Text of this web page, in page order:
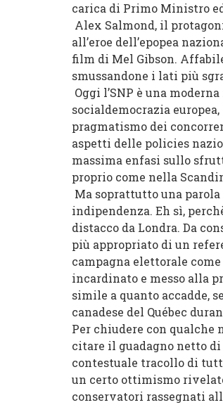
carica di Primo Ministro
Alex Salmond, il
all’eroe dell’epopea
film di Mel Gibson.
smussandone i lati più
Oggi l’SNP è una
socialdemocrazia
pragmatismo dei
aspetti delle policies
massima enfasi sullo
proprio come nella
Ma soprattutto una
indipendenza. Eh sì,
distacco da Londra. Da
più appropriato di un
campagna elettorale
incardinato e messo alla
simile a quanto accadde,
canadese del Québec
Per chiudere con qualche
citare il guadagno netto
contestuale tracollo di
un certo ottimismo
conservatori rassegnati